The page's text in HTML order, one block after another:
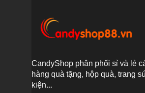
CandyShop phân phối sỉ và lẻ
hàng quà tặng, hộp quà, trang
kiện...